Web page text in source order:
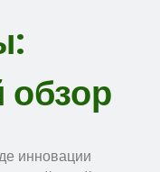
инновации